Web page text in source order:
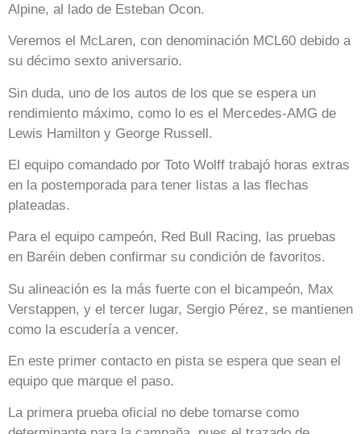
Alpine, al lado de Esteban Ocon.
Veremos el McLaren, con denominación MCL60 debido a
su décimo sexto aniversario.
Sin duda, uno de los autos de los que se espera un
rendimiento máximo, como lo es el Mercedes-AMG de
Lewis Hamilton y George Russell.
El equipo comandado por Toto Wolff trabajó horas extras
en la postemporada para tener listas a las flechas
plateadas.
Para el equipo campeón, Red Bull Racing, las pruebas
en Baréin deben confirmar su condición de favoritos.
Su alineación es la más fuerte con el bicampeón, Max
Verstappen, y el tercer lugar, Sergio Pérez, se mantienen
como la escudería a vencer.
En este primer contacto en pista se espera que sean el
equipo que marque el paso.
La primera prueba oficial no debe tomarse como